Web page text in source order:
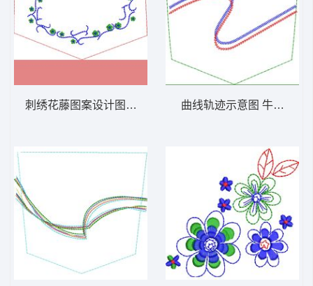
刺绣花藤图案设计图 裤袋图案图案_牛仔口袋
曲线轨迹示意图 牛仔裤_